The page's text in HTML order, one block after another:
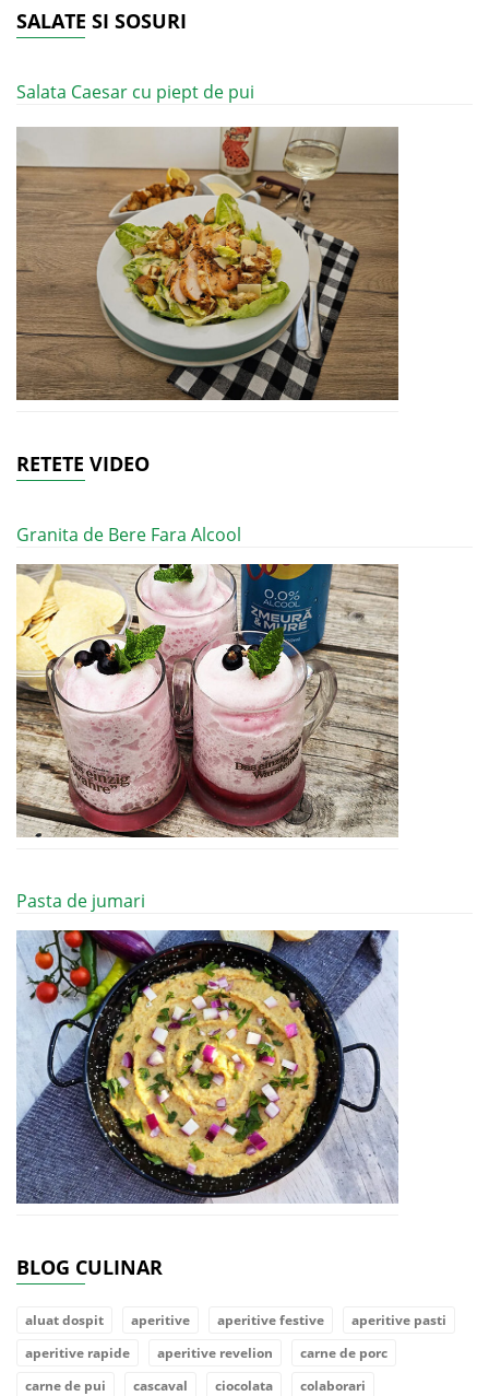
SALATE SI SOSURI
Salata Caesar cu piept de pui
RETETE VIDEO
Granita de Bere Fara Alcool
Pasta de jumari
BLOG CULINAR
aluat dospit aperitive aperitive festive
aperitive pasti
aperitive rapide
aperitive revelion
carne de porc
carne de pui
cascaval ciocolata
colaborari